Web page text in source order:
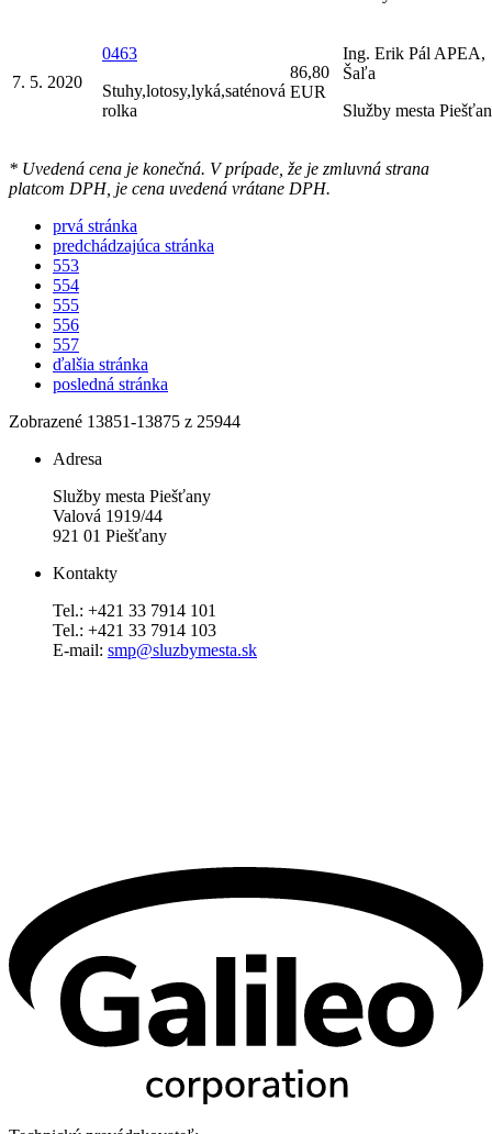
7. 5. 2020
0463
Stuhy,lotosy,lyká,saténová
rolka
86,80
EUR
Ing. Erik Pál APEA,
Šaľa
Služby mesta
* Uvedená cena je konečná. V prípade, že je zmluvná strana
platcom DPH, je cena uvedená vrátane DPH.
prvá stránka
predchádzajúca stránka
553
554
555
556
557
ďalšia stránka
posledná stránka
Zobrazené 13851-13875 z 25944
Adresa
Služby mesta Piešťany
Valová 1919/44
921 01 Piešťany
Kontakty
Tel.: +421 33 7914 101
Tel.: +421 33 7914 103
E-mail: smp@sluzbymesta.sk